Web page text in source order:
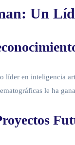
Un
líder en inteligencia
le ha